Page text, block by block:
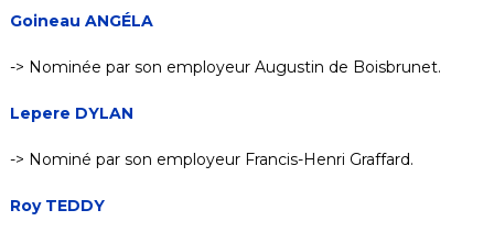
Goineau ANGÉLA
-> Nominée par son employeur Augustin de Boisbrunet.
Lepere DYLAN
-> Nominé par son employeur Francis-Henri Graffard.
Roy TEDDY